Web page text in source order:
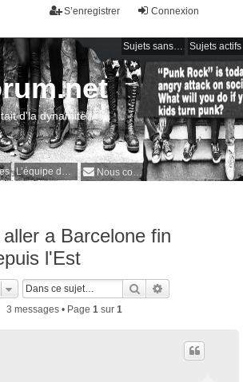
Connexion
S’enregistrer
Sujets sans réponse Sujets actifs
L’équipe du forum Nous contacter
d'la dynamite !
a Barcelone fin
l'Est
Rechercher
3 messages • Page 1sur 1